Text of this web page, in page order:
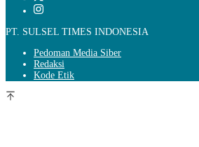
PT. SULSEL TIMES INDONESIA
Pedoman Media Siber
Redaksi
Kode Etik